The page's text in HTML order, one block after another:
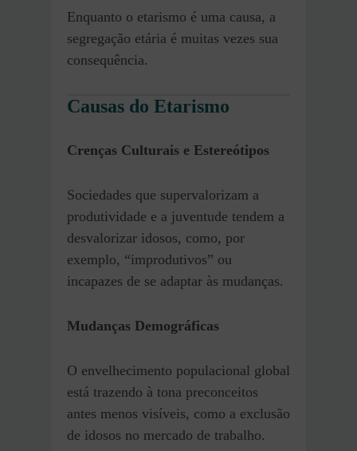
Enquanto o etarismo é uma causa, a
segregação etária é muitas vezes sua
consequência.
Causas do Etarismo
Crenças Culturais e Estereótipos
Sociedades que supervalorizam a
produtividade e a juventude tendem a
desvalorizar idosos, como, por
exemplo, “improdutivos” ou
incapazes de se adaptar às mudanças.
Mudanças Demográficas
O envelhecimento populacional global
está trazendo à tona preconceitos
antes menos visíveis, como a exclusão
de idosos no mercado de trabalho.